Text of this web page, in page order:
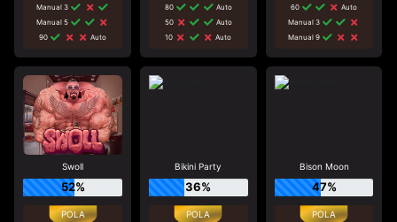
Manual 3
Manual 5
90
Auto
80
Auto
50
Auto
10
Auto
60
Auto
Manual 3
Manual 9
Swoll
52%
Bikini Party
36%
Bison Moon
47%